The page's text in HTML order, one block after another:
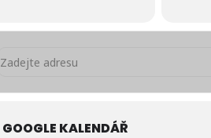
Address - 9. ročník Ferďáckého
GOOGLE KALENDÁŘ